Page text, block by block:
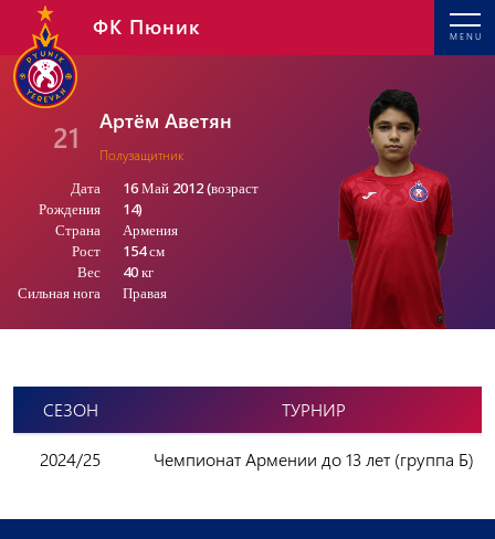
MENU
ФК Пюник
21 Артём Аветян
Полузащитник
Дата
Рождения
Страна
Рост
Вес
Сильная нога
16 Май 2012 (возраст
14)
Армения
154 см
40 кг
Правая
СЕЗОН ТУРНИР
2024/25 Чемпионат Армении до 13 лет (группа Б)